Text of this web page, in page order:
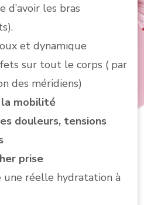
d’avoir les bras
et dynamique
sur tout le corps ( par
des méridiens)
mobilité
douleurs, tensions
prise
une réelle hydratation à